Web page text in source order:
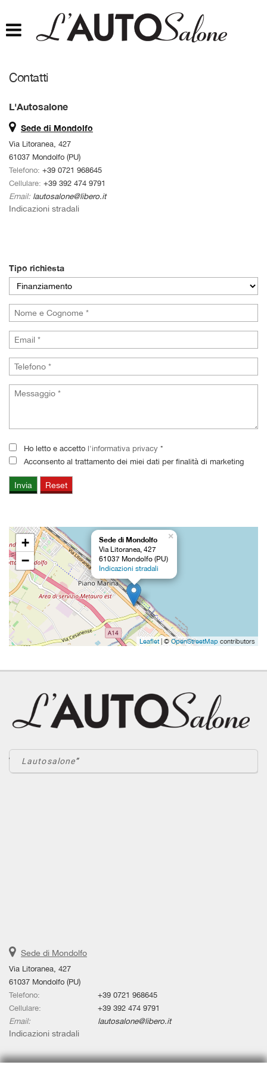
ACQUISTIAMO USATO
ASSISTENZA
CONTATTI
Contatti
L'Autosalone
Sede di Mondolfo
Via Litoranea, 427
61037 Mondolfo (PU)
Telefono: +39 0721 968645
Cellulare: +39 392 474 9791
Email: lautosalone@libero.it
Indicazioni stradali
Tipo richiesta
Ho letto e accetto l'informativa privacy *
Acconsento al trattamento dei miei dati per finalità di marketing
Sede di Mondolfo
Via Litoranea, 427
61037 Mondolfo (PU)
Indicazioni stradali
×
+
−
Leaflet| ©OpenStreetMap contributors
Lautosalone
Sede di Mondolfo
Via Litoranea, 427
61037 Mondolfo (PU)
Telefono:
+39 0721 968645
Cellulare:
+39 392 474 9791
Email:
lautosalone@libero.it
Indicazioni stradali